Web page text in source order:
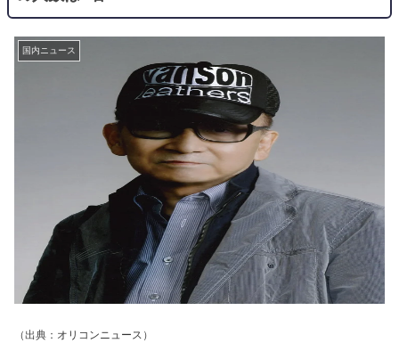
国内ニュース
（出典： オリコンニュース ）